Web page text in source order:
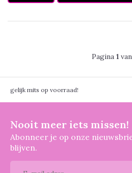
Pagina 1
mits op voorraad!
Nooit meer iets missen!
Abonneer je op onze
blijven.